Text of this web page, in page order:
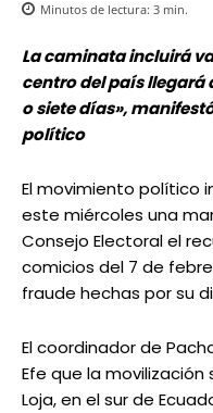
Minutos de lectura: 3 min.
La caminata incluirá
centro del país llegará
o siete días»,
político
El movimiento político
este miércoles una
Consejo Electoral el
comicios del 7 de
fraude hechas por su
El coordinador de
Efe que la
Loja, en el sur de